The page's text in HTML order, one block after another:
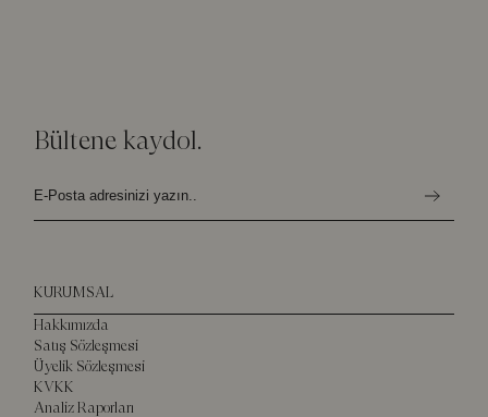
Bültene kaydol.
KURUMSAL
Hakkımızda
Satış Sözleşmesi
Üyelik Sözleşmesi
KVKK
Analiz Raporları